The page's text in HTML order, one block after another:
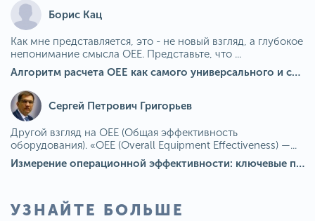
Борис Кац
Как мне представляется, это - не новый взгляд, а глубокое
непонимание смысла OEE. Представьте, что ...
Алгоритм расчета ОЕЕ как самого универсального и современного показателя эффективности оборудования в мире
Сергей Петрович Григорьев
Другой взгляд на OEE (Общая эффективность
оборудования). «OEE (Overall Equipment Effectiveness) —...
Измерение операционной эффективности: ключевые показатели для непрерывного совершенствования
УЗНАЙТЕ БОЛЬШЕ